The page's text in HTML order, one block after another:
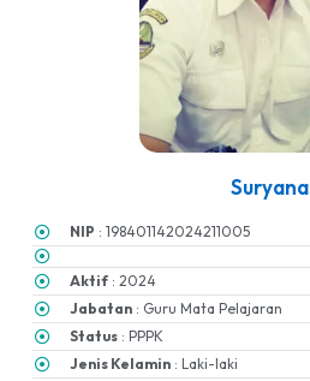
Suryana
NIP : 198401142024211005
Aktif : 2024
Jabatan : Guru Mata Pelajaran
Status : PPPK
Jenis Kelamin : Laki-laki